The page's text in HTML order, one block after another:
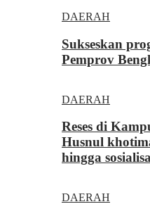
DAERAH
Sukseskan
Pemprov
DAERAH
Reses di
Husnul
hingga
DAERAH